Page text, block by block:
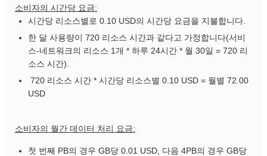
소비자의 시간당 요금:
시간당 리소스별로 0.10 USD의 시간당 요금을 지불합니다.
한 달 사용량이 720 리소스 시간과 같다고 가정합니다(서비
스-네트워크의 리소스 1개 * 하루 24시간 * 월 30일 = 720 리
소스 시간).
720 리소스 시간 * 시간당 리소스별 0.10 USD = 월별 72.00
USD
소비자의 월간 데이터 처리 요금:
첫 번째 PB의 경우 GB당 0.01 USD, 다음 4PB의 경우 GB당